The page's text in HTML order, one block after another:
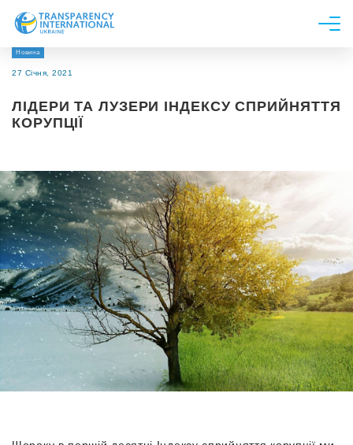
Про нас
Дослідження
Долучитися
Новина
27 Січня, 2021
ЛІДЕРИ ТА ЛУЗЕРИ ІНДЕКСУ СПРИЙНЯТТЯ
КОРУПЦІЇ